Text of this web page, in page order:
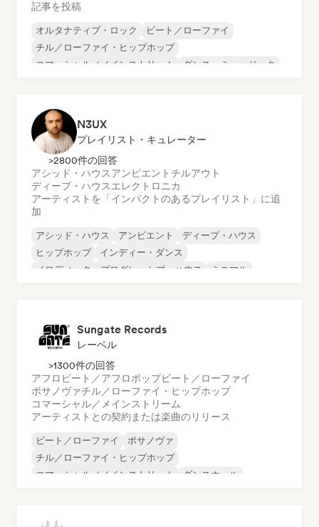
記事を投稿
オルタナティブ・ロック
ビート／ローファイ
チル／ローファイ・ヒップホップ
コマーシャル／メインストリーム
ダンス・ミュージック
N3UX
プレイリスト・キュレーター
>2800件の回答
アシッド・ハウスアンビエント チルアウト
ディープ・ハウスエレクトロニカ
アーティストを「インパクトのあるプレイリスト」に追
加
アシッド・ハウス アンビエント
ディープ・ハウス
ヒップホップ
インディー・ダンス
メロディック・プログレッシブ・ハウス
ミニマル
Sungate Records
レーベル
>1300件の回答
アフロビート／アフロポップビート／ローファイ
ボサノヴァチル／ローファイ・ヒップホップ
コマーシャル／メインストリーム
アーティストとの契約または楽曲のリリース
ビート／ローファイ
ボサノヴァ
チル／ローファイ・ヒップホップ
コマーシャル／メインストリーム
ダンスホール